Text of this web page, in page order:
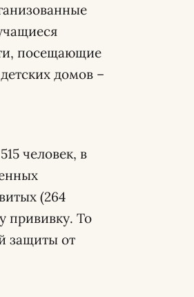
посещающие
домов –
человек, в
(264
прививку. То
защиты от